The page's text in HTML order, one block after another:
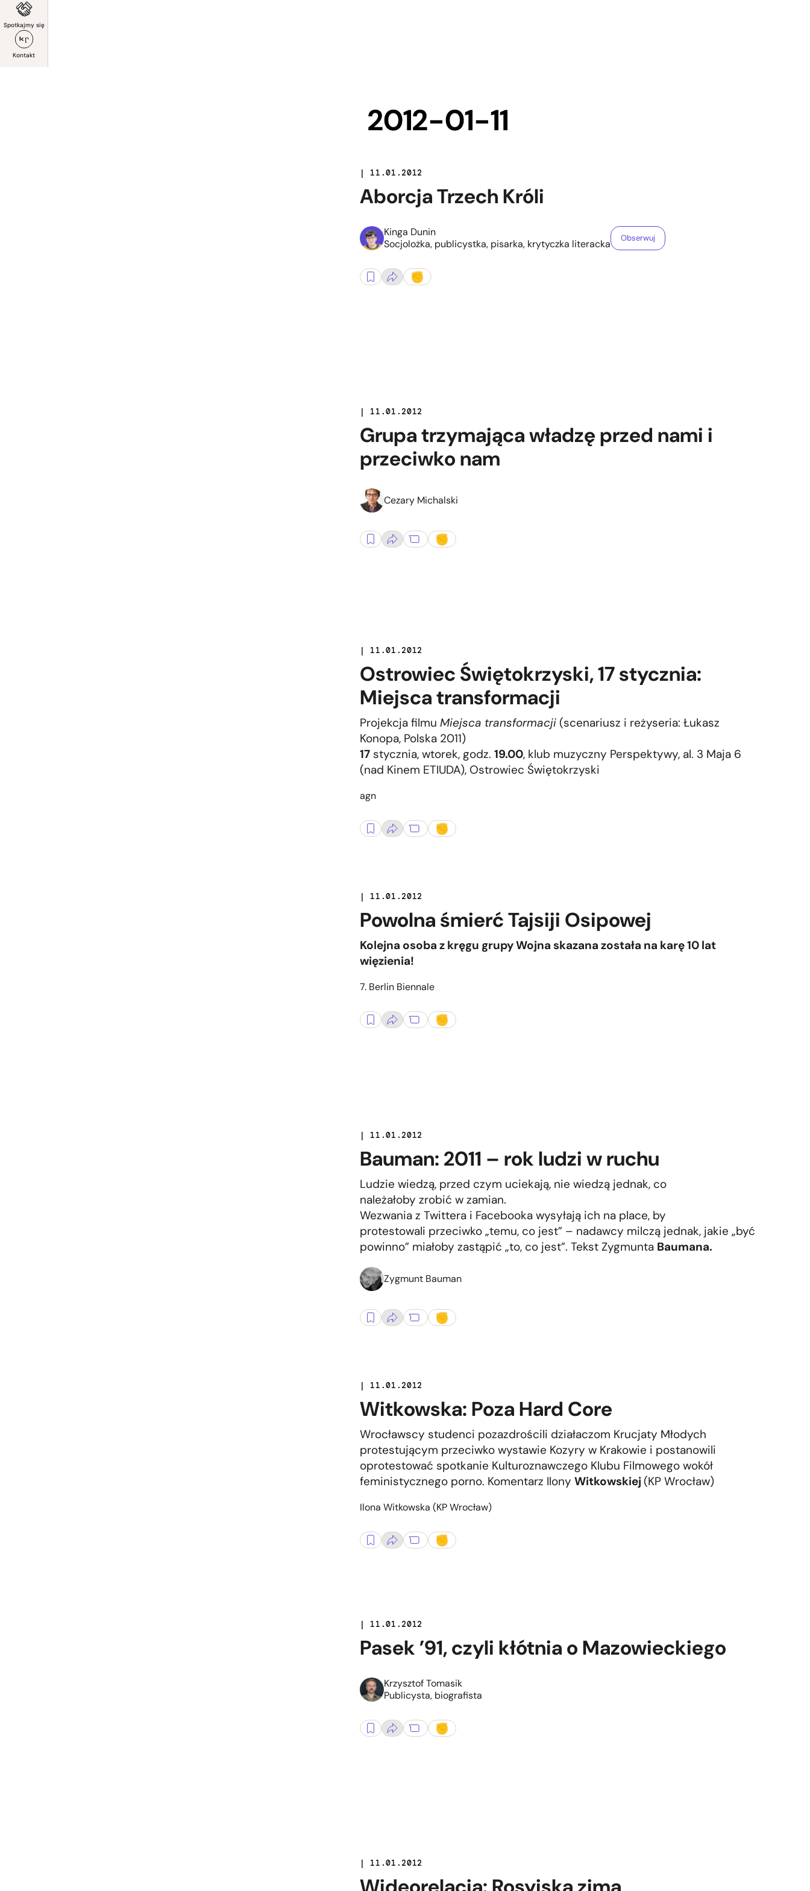
Spotkajmy się
Kontakt
2012-01-11
| 11.01.2012
Aborcja Trzech Króli
Kinga Dunin
Socjolożka, publicystka, pisarka, krytyczka literacka
Obserwuj
| 11.01.2012
Grupa trzymająca władzę przed nami i
przeciwko nam
Cezary Michalski
| 11.01.2012
Ostrowiec Świętokrzyski, 17 stycznia:
Miejsca transformacji
Projekcja filmu Miejsca transformacji (scenariusz i reżyseria: Łukasz
Konopa, Polska 2011)
17 stycznia, wtorek, godz. 19.00, klub muzyczny Perspektywy, al. 3 Maja 6
(nad Kinem ETIUDA), Ostrowiec Świętokrzyski
agn
| 11.01.2012
Powolna śmierć Tajsiji Osipowej
Kolejna osoba z kręgu grupy Wojna skazana została na karę 10 lat
więzienia!
7. Berlin Biennale
| 11.01.2012
Bauman: 2011 – rok ludzi w ruchu
Ludzie wiedzą, przed czym uciekają, nie wiedzą jednak, co
należałoby zrobić w zamian.
Wezwania z Twittera i Facebooka wysyłają ich na place, by
protestowali przeciwko „temu, co jest” – nadawcy milczą jednak, jakie „być
powinno” miałoby zastąpić „to, co jest”. Tekst Zygmunta Baumana.
Zygmunt Bauman
| 11.01.2012
Witkowska: Poza Hard Core
Wrocławscy studenci pozazdrościli działaczom Krucjaty Młodych
protestującym przeciwko wystawie Kozyry w Krakowie i postanowili
oprotestować spotkanie Kulturoznawczego Klubu Filmowego wokół
feministycznego porno. Komentarz Ilony Witkowskiej (KP Wrocław)
Ilona Witkowska (KP Wrocław)
| 11.01.2012
Pasek ’91, czyli kłótnia o Mazowieckiego
Krzysztof Tomasik
Publicysta, biografista
| 11.01.2012